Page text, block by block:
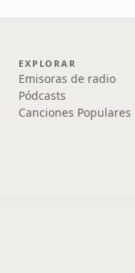
EXPLORAR
Emisoras de radio
Pódcasts
Canciones Populares